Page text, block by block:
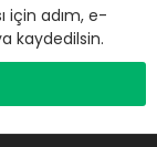
için adım, e-
kaydedilsin.